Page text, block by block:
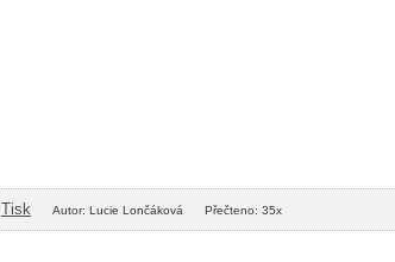
Tisk Autor: Lucie Lončáková Přečteno: 35x